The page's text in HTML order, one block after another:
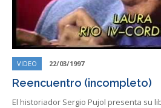
VIDEO 22/03/1997
Reencuentro (incompleto)
El historiador Sergio Pujol presenta su